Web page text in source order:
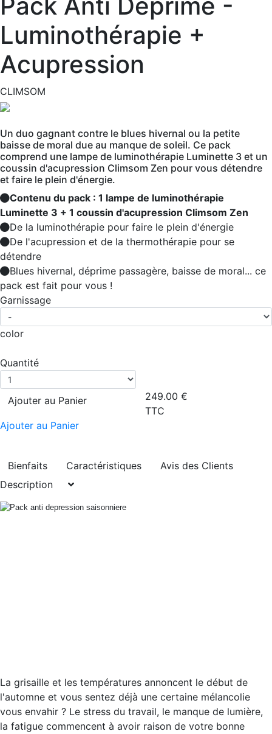
Luminothérapie +
Acupression
CLIMSOM
Un duo gagnant contre le blues hivernal ou la petite
baisse de moral due au manque de soleil. Ce pack
comprend une lampe de luminothérapie Luminette 3 et un
coussin d'acupression Climsom Zen pour vous détendre
et faire le plein d'énergie.
Contenu du pack : 1 lampe de luminothérapie
Luminette 3 + 1 coussin d'acupression Climsom Zen
De la luminothérapie pour faire le plein d'énergie
De l'acupression et de la thermothérapie pour se
détendre
Blues hivernal, déprime passagère, baisse de moral... ce
pack est fait pour vous !
Garnissage
color
Quantité
Ajouter au Panier
Ajouter au Panier
249.00 €
TTC
Bienfaits Caractéristiques
Avis des Clients
Description
La grisaille et les températures annoncent le début de
l'automne et vous sentez déjà une certaine mélancolie
vous envahir ? Le stress du travail, le manque de lumière,
la fatigue commencent à avoir raison de votre bonne